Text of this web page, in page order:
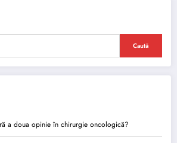
Caută
a doua opinie în chirurgie oncologică?